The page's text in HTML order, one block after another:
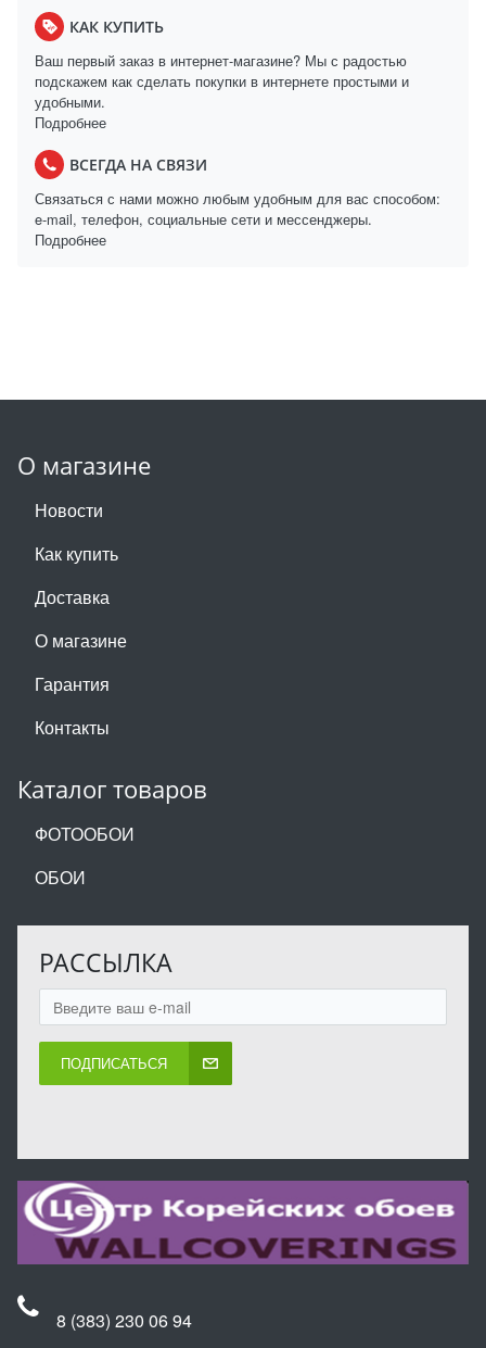
КАК КУПИТЬ
Ваш первый заказ в интернет-магазине? Мы с радостью
подскажем как сделать покупки в интернете простыми и
удобными.
Подробнее
ВСЕГДА НА СВЯЗИ
Связаться с нами можно любым удобным для вас способом:
e-mail, телефон, социальные сети и мессенджеры.
Подробнее
О магазине
Новости
Как купить
Доставка
О магазине
Гарантия
Контакты
Каталог товаров
ФОТООБОИ
ОБОИ
РАССЫЛКА
ПОДПИСАТЬСЯ
8 (383) 230 06 94